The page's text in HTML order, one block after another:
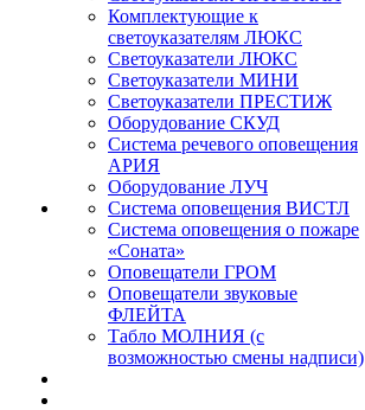
Комплектующие к
светоуказателям ЛЮКС
Светоуказатели ЛЮКС
Светоуказатели МИНИ
Светоуказатели ПРЕСТИЖ
Оборудование СКУД
Система речевого оповещения
АРИЯ
Оборудование ЛУЧ
Система оповещения ВИСТЛ
Система оповещения о пожаре
«Соната»
Оповещатели ГРОМ
Оповещатели звуковые
ФЛЕЙТА
Табло МОЛНИЯ (с
возможностью смены надписи)